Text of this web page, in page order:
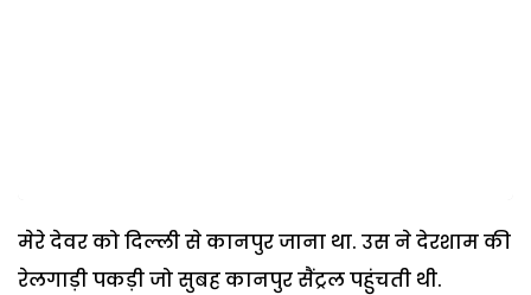
मेरे देवर को दिल्ली से कानपुर जाना था. उस ने देरशाम की
रेलगाड़ी पकड़ी जो सुबह कानपुर सैंट्रल पहुंचती थी.